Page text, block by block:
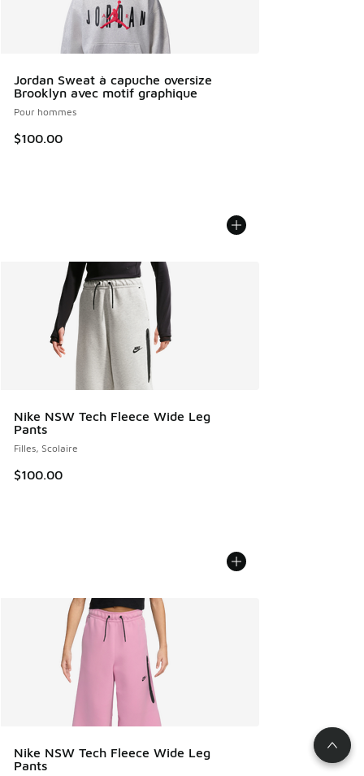
Jordan Sweat à capuche oversize
Brooklyn avec motif graphique
Pour hommes
$100.00
Nike NSW Tech Fleece Wide Leg
Pants
Filles, Scolaire
$100.00
Nike NSW Tech Fleece Wide Leg
Pants